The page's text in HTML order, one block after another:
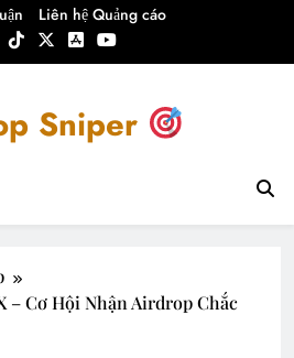
Liên hệ Quảng cáo
Sniper
Cơ Hội Nhận Airdrop Chắc